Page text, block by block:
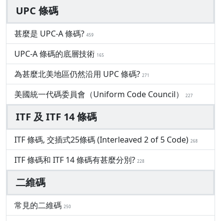
UPC 條碼
甚麼是 UPC-A 條碼? 459
UPC-A 條碼的底層技術 165
為甚麼北美地區仍然沿用 UPC 條碼? 271
美國統一代碼委員會（Uniform Code Council） 227
ITF 及 ITF 14 條碼
ITF 條碼, 交插式25條碼 (Interleaved 2 of 5 Code) 268
ITF 條碼和 ITF 14 條碼有甚麼分別? 228
二維碼
常見的二維碼 250